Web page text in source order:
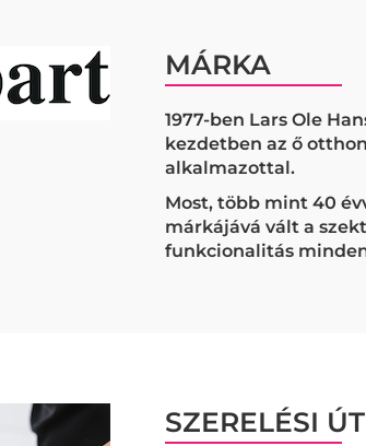
MÁRKA
1977-ben Lars Ole
kezdetben az ő
alkalmazottal.
Most, több mint 40
márkájává vált a
funkcionalitás
SZERELÉSI